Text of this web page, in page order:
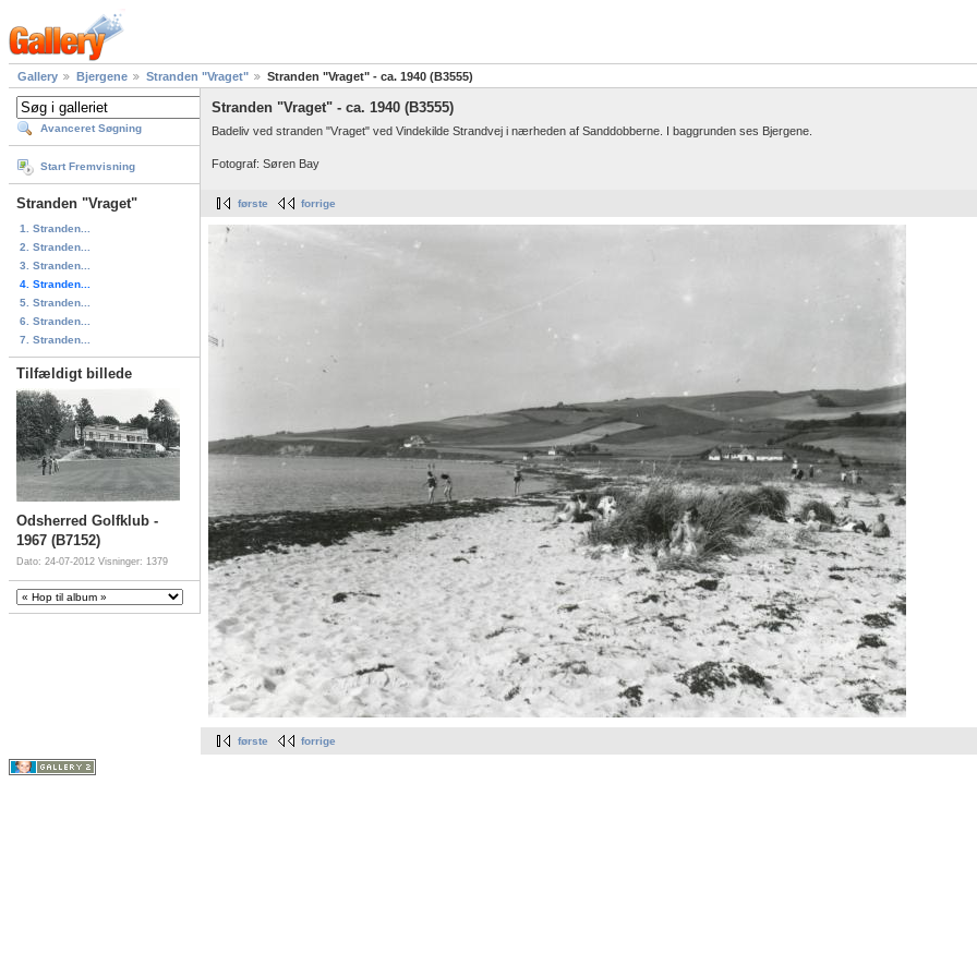
Gallery Bjergene Stranden "Vraget" Stranden "Vraget" - ca. 1940 (B3555)
Avanceret Søgning
Start Fremvisning
Stranden "Vraget"
1. Stranden...
2. Stranden...
3. Stranden...
4. Stranden...
5. Stranden...
6. Stranden...
7. Stranden...
Tilfældigt billede
Odsherred Golfklub -
1967 (B7152)
Dato: 24-07-2012 Visninger: 1379
Stranden "Vraget" - ca. 1940 (B3555)
Badeliv ved stranden "Vraget" ved Vindekilde Strandvej i nærheden af Sanddobberne. I baggrunden ses Bjergene.
Fotograf: Søren Bay
første forrige
første forrige